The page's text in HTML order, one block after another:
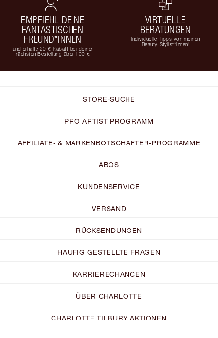
EMPFIEHL DEINE
FANTASTISCHEN
FREUND*INNEN
und erhalte 20 € Rabatt bei deiner
nächsten Bestellung über 100 €
VIRTUELLE
BERATUNGEN
Individuelle Tipps von meinen
Beauty-Stylist*innen!
STORE-SUCHE
PRO ARTIST PROGRAMM
AFFILIATE- & MARKENBOTSCHAFTER-PROGRAMME
ABOS
KUNDENSERVICE
VERSAND
RÜCKSENDUNGEN
HÄUFIG GESTELLTE FRAGEN
KARRIERECHANCEN
ÜBER CHARLOTTE
CHARLOTTE TILBURY AKTIONEN